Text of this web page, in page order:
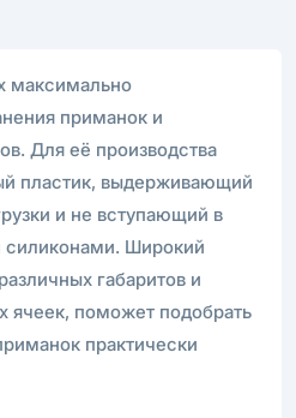
максимально
приманок и
Для её производства
пластик, выдерживающий
и не вступающий в
Широкий
габаритов и
ячеек, поможет подобрать
практически